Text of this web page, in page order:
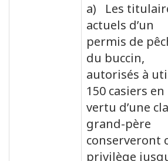
a) Les
actuels d’un
permis de
du buccin,
autorisés à
150 casiers en
vertu d’une
grand-père
conserveront
privilège